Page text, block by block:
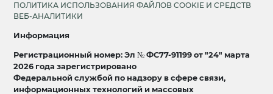
ПОЛИТИКА ИСПОЛЬЗОВАНИЯ ФАЙЛОВ COOKIE И СРЕДСТВ
ВЕБ-АНАЛИТИКИ
Информация
Регистрационный номер: Эл № ФС77-91199 от "24" марта
2026 года зарегистрировано
Федеральной службой по надзору в сфере связи,
информационных технологий и массовых